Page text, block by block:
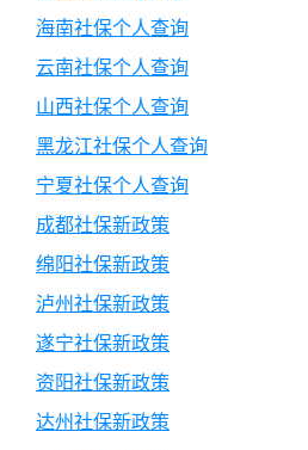
海南社保个人查询
云南社保个人查询
山西社保个人查询
黑龙江社保个人查询
宁夏社保个人查询
成都社保新政策
绵阳社保新政策
泸州社保新政策
遂宁社保新政策
资阳社保新政策
达州社保新政策